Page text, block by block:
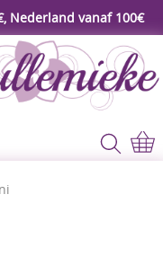
Nederland vanaf 100€